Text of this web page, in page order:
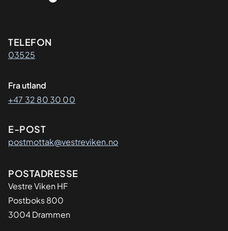
Kontaktinformasjon
TELEFON
03525
Fra utland
+47 32 80 30 00
E-POST
postmottak@vestreviken.no
Adresse
POSTADRESSE
Vestre Viken HF
Postboks 800
3004 Drammen